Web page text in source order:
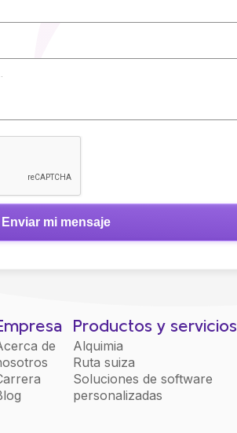
de
Productos y servicios
Alquimia
Ruta suiza
Soluciones de software
personalizadas